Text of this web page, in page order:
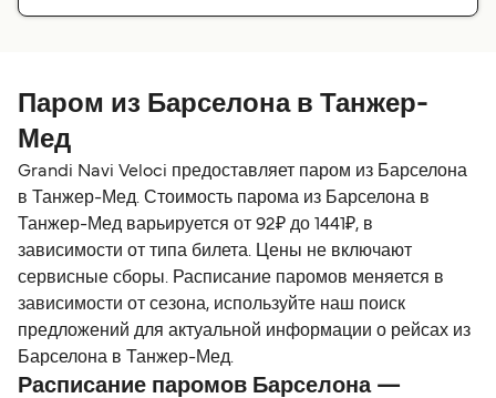
Паром из Барселона в Танжер-
Мед
Grandi Navi Veloci предоставляет паром из Барселона
в Танжер-Мед. Стоимость парома из Барселона в
Танжер-Мед варьируется от 92₽ до 1441₽, в
зависимости от типа билета. Цены не включают
сервисные сборы. Расписание паромов меняется в
зависимости от сезона, используйте наш поиск
предложений для актуальной информации о рейсах из
Барселона в Танжер-Мед.
Расписание паромов Барселона —